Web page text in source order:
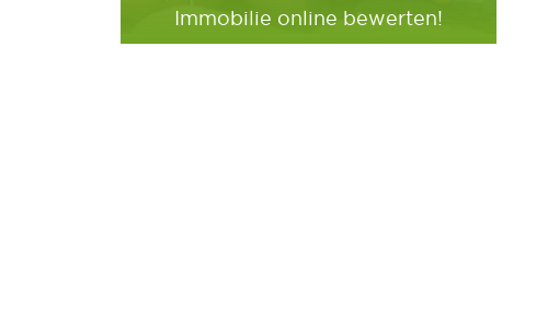
Immobilie online bewerten!